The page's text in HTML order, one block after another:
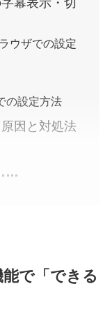
ウザでの設定
の設定方法
因と対処法
で「できる